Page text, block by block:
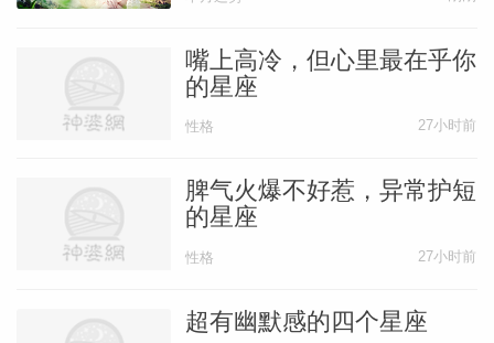
嘴上高冷，但心里最在乎你
的星座
性格 27小时前
脾气火爆不好惹，异常护短
的星座
性格 27小时前
超有幽默感的四个星座